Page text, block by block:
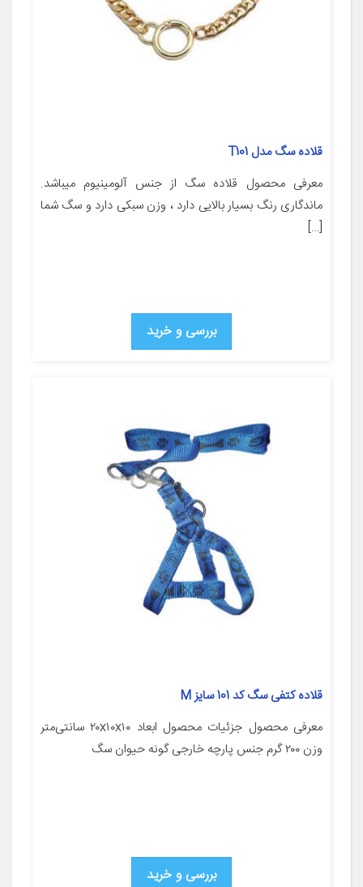
قلاده سگ مدل T101
معرفی محصول قلاده سگ از جنس آلومینیوم میباشد.
ماندگاری رنگ بسیار بالایی دارد ، وزن سبکی دارد و سگ شما
[…]
بررسی و خرید
قلاده کتفی سگ کد 101 سایز M
معرفی محصول جزئیات محصول ابعاد ۲۰x۱۰x۱۰ سانتی‌متر
وزن ۲۰۰ گرم جنس پارچه خارجی گونه حیوان سگ
بررسی و خرید